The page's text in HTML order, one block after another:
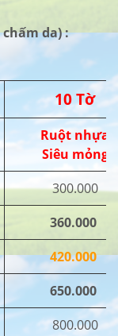
da) :
10 Tờ
Ruột nhựa
Siêu mỏng
300.000
360.000
420.000
650.000
800.000